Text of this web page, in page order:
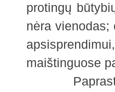
protingų
nėra vienodas;
maištinguose
Paprastai